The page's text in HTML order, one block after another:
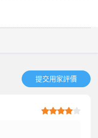
提交用家評價​